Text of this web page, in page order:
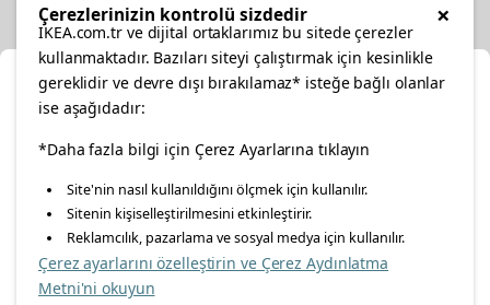
facebooktwitterinstagrampinterestyoutube
linkedin
Enerji Politikası Bilgi Güvenliği Politikası
Konumunuzu Seçin
İnternetten vereceğiniz siparişlerinizde size özel hizmet ve
içerikleri görebilmek için lütfen konumuzu seçin.
İl seçiniz
×
Çerezlerinizin kontrolü sizdedir
IKEA.com.tr ve dijital ortaklarımız bu sitede çerezler
kullanmaktadır. Bazıları siteyi çalıştırmak için kesinlikle
gereklidir ve devre dışı bırakılamaz* isteğe bağlı olanlar
ise aşağıdadır:
*Daha fazla bilgi için Çerez Ayarlarına tıklayın
Site'nin nasıl kullanıldığını ölçmek için kullanılır.
Sitenin kişiselleştirilmesini etkinleştirir.
Reklamcılık, pazarlama ve sosyal medya için kullanılır.
Çerez ayarlarını özelleştirin ve Çerez Aydınlatma
Metni'ni okuyun